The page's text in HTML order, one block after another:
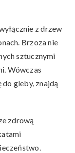
z drzew
Brzoza nie
sztucznymi
Wówczas
gleby, znajdą
zdrową